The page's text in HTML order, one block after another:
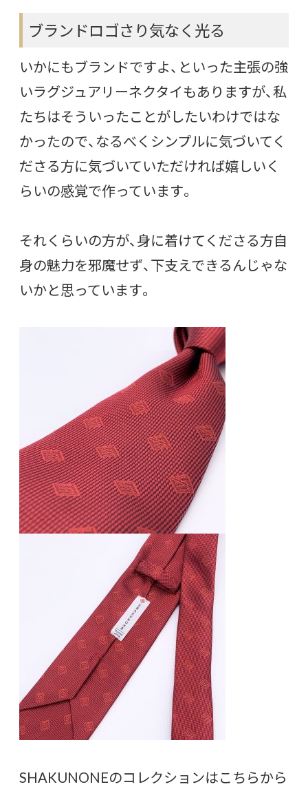
ブランドロゴさり気なく光る
いかにもブランドですよ、といった主張の強
いラグジュアリーネクタイもありますが、私
たちはそういったことがしたいわけではな
かったので、なるべくシンプルに気づいてく
ださる方に気づいていただければ嬉しいく
らいの感覚で作っています。
それくらいの方が、身に着けてくださる方自
身の魅力を邪魔せず、下支えできるんじゃな
いかと思っています。
SHAKUNONEのコレクションはこちらから